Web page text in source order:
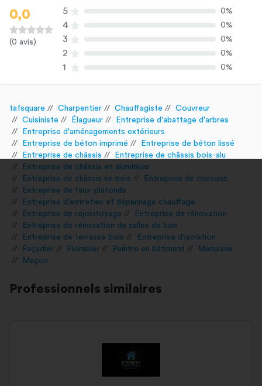
0,0
(0 avis)
5 0%
4 0%
3 0%
2 0%
1 0%
tafsquare Charpentier Chauffagiste
Couvreur
Cuisiniste
Élagueur
Entreprise d'abattage d'arbres
Entreprise d'aménagements extérieurs
Entreprise de béton imprimé
Entreprise de béton lissé
Entreprise de châssis
Entreprise de châssis bois-alu
Entreprise de châssis en aluminium
Entreprise de châssis en bois
Entreprise de cloisons
Entreprise de faux-plafonds
Entreprise d'entretien et dépannage chauffage
Entreprise de rejointoyage
Entreprise de rénovation
Entreprise de rénovation de salles de bain
Entreprise de terrasse bois
Entreprise d'isolation
Façadier
Plombier Peintre en bâtiment
Menuisier
Maçon
Professionnels similaires